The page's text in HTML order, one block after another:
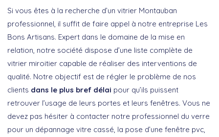
Si vous êtes à la recherche d’un vitrier Montauban
professionnel, il suffit de faire appel à notre entreprise Les
Bons Artisans. Expert dans le domaine de la mise en
relation, notre société dispose d’une liste complète de
vitrier miroitier capable de réaliser des interventions de
qualité. Notre objectif est de régler le problème de nos
clients dans le plus bref délai pour qu’ils puissent
retrouver l’usage de leurs portes et leurs fenêtres. Vous ne
devez pas hésiter à contacter notre professionnel du verre
pour un dépannage vitre cassé, la pose d’une fenêtre pvc,